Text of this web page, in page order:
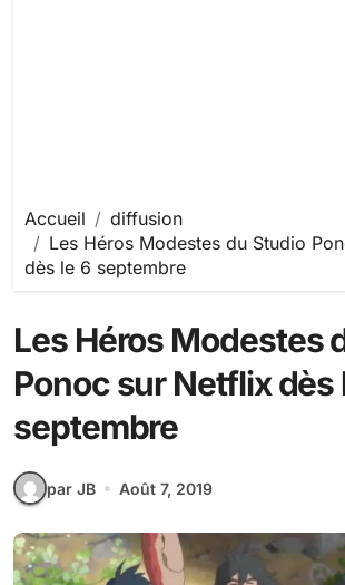
Accueil
diffusion
Les Héros Modestes du Studio
dès le 6 septembre
Les Héros Modestes
Ponoc sur Netflix dès
septembre
par JB Août 7, 2019